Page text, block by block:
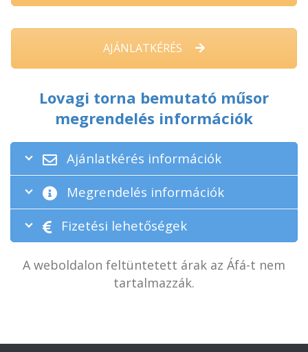
AJÁNLATKÉRÉS
Lovagi torna bemutató műsor
megrendelés információk
Ajánlatkérés információk
Megrendelés információk
Fizetési lehetőségek
A weboldalon feltüntetett árak az Áfá-t nem
tartalmazzák.